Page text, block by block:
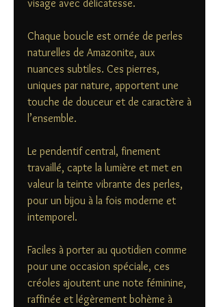
visage avec délicatesse.
Chaque boucle est ornée de perles
naturelles de Amazonite, aux
nuances subtiles. Ces pierres,
uniques par nature, apportent une
touche de douceur et de caractère à
l’ensemble.
Le pendentif central, finement
travaillé, capte la lumière et met en
valeur la teinte vibrante des perles,
pour un bijou à la fois moderne et
intemporel.
Faciles à porter au quotidien comme
pour une occasion spéciale, ces
créoles ajoutent une note féminine,
raffinée et légèrement bohème à